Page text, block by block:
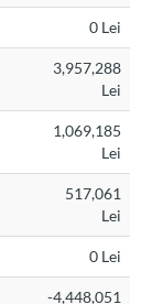
0 Lei
3,957,288
Lei
1,069,185
Lei
517,061
Lei
0 Lei
-4,448,051